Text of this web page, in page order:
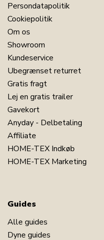
Persondatapolitik
Cookiepolitik
Om os
Showroom
Kundeservice
Ubegrænset returret
Gratis fragt
Lej en gratis trailer
Gavekort
Anyday - Delbetaling
Affiliate
HOME-TEX Indkøb
HOME-TEX Marketing
Guides
Alle guides
Dyne guides